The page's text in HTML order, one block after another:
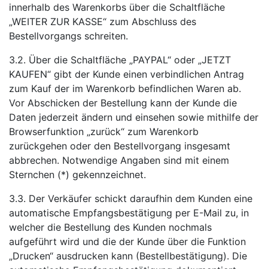
innerhalb des Warenkorbs über die Schaltfläche
„WEITER ZUR KASSE“ zum Abschluss des
Bestellvorgangs schreiten.
3.2. Über die Schaltfläche „PAYPAL“ oder „JETZT
KAUFEN“ gibt der Kunde einen verbindlichen Antrag
zum Kauf der im Warenkorb befindlichen Waren ab.
Vor Abschicken der Bestellung kann der Kunde die
Daten jederzeit ändern und einsehen sowie mithilfe der
Browserfunktion „zurück“ zum Warenkorb
zurückgehen oder den Bestellvorgang insgesamt
abbrechen. Notwendige Angaben sind mit einem
Sternchen (*) gekennzeichnet.
3.3. Der Verkäufer schickt daraufhin dem Kunden eine
automatische Empfangsbestätigung per E-Mail zu, in
welcher die Bestellung des Kunden nochmals
aufgeführt wird und die der Kunde über die Funktion
„Drucken“ ausdrucken kann (Bestellbestätigung). Die